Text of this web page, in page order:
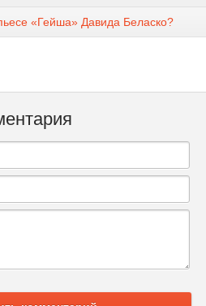
«Гейша» Давида Беласко?